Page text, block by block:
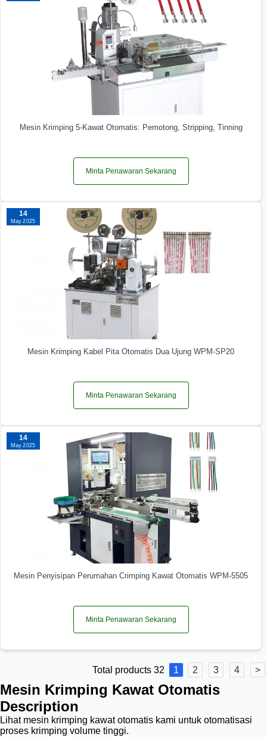
Mesin Krimping 5-Kawat Otomatis: Pemotong, Stripping, Tinning
Minta Penawaran Sekarang
14
May 2025
Mesin Krimping Kabel Pita Otomatis Dua Ujung WPM-SP20
Minta Penawaran Sekarang
14
May 2025
Mesin Penyisipan Perumahan Crimping Kawat Otomatis WPM-5505
Minta Penawaran Sekarang
Total products 32 1 2 3 4 >
Mesin Krimping Kawat Otomatis
Description
Lihat mesin krimping kawat otomatis kami untuk otomatisasi
proses krimping volume tinggi.